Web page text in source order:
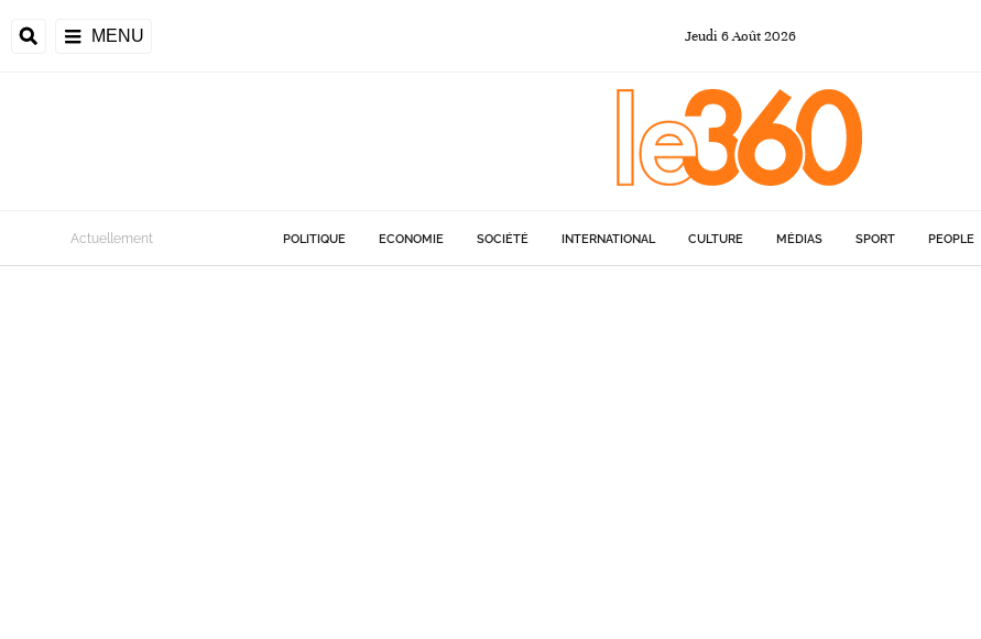
MENU Jeudi 6Août 2026
Actuellement POLITIQUE ECONOMIE SOCIÉTÉ INTERNATIONAL CULTURE MÉDIAS SPORT PEOPLE